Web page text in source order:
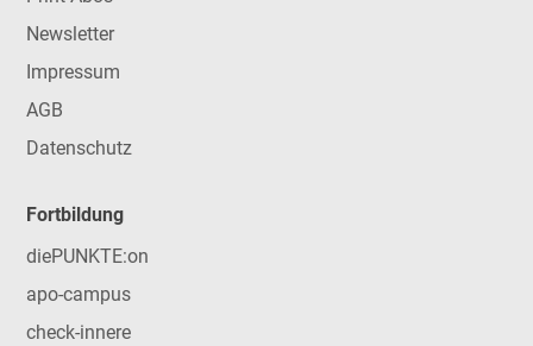
Newsletter
Impressum
AGB
Datenschutz
Fortbildung
diePUNKTE:on
apo-campus
check-innere